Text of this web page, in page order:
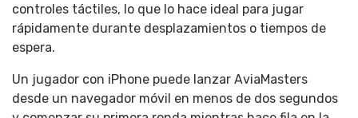
controles táctiles, lo que lo hace ideal para jugar
rápidamente durante desplazamientos o tiempos de
espera.
Un jugador con iPhone puede lanzar AviaMasters
desde un navegador móvil en menos de dos segundos